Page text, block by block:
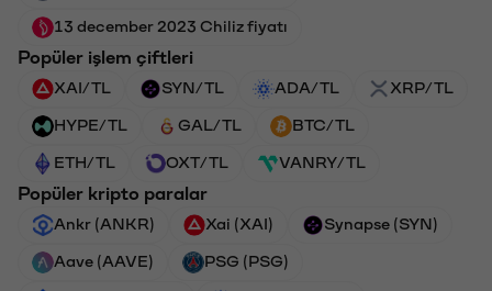
13 december 2023 Chiliz fiyatı
Popüler işlem çiftleri
XAI/TL SYN/TL ADA/TL XRP/TL
HYPE/TL GAL/TL BTC/TL
ETH/TL OXT/TL VANRY/TL
Popüler kripto paralar
Ankr (ANKR) Xai (XAI) Synapse (SYN)
Aave (AAVE) PSG (PSG)